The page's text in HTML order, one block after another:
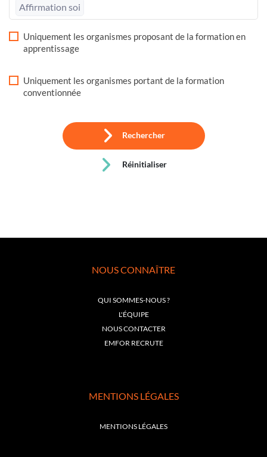
Affirmation soi
Uniquement les organismes proposant de la formation en
apprentissage
Uniquement les organismes portant de la formation
conventionnée
Rechercher
Réinitialiser
NOUS CONNAÎTRE
QUI SOMMES-NOUS ?
L'ÉQUIPE
NOUS CONTACTER
EMFOR RECRUTE
MENTIONS LÉGALES
MENTIONS LÉGALES